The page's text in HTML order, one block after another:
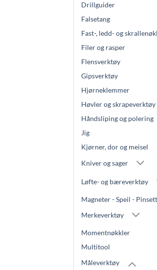
Drillguider
Falsetang
Fast-, ledd- og
Filer og rasper
Flensverktøy
Gipsverktøy
Hjørneklemmer
Høvler og skrapeverktøy
Håndsliping og polering
Jig
Kjørner, dor og meisel
Kniver og sager
Løfte- og bæreverktøy
Magneter - Speil -
Merkeverktøy
Momentnøkkler
Multitool
Måleverktøy